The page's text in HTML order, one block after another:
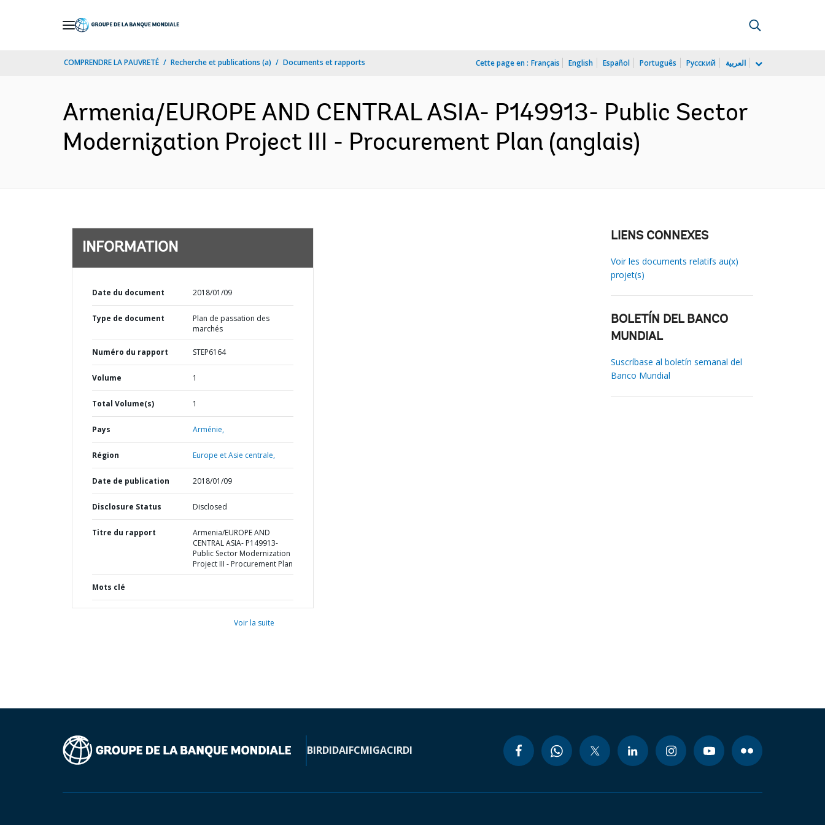
COMPRENDRE LA PAUVRETÉ Recherche et publications (a) Documents et rapports Cette page en : Français English Español Português Русский العربية
Armenia/EUROPE AND CENTRAL ASIA- P149913- Public Sector
Modernization Project III - Procurement Plan (anglais)
INFORMATION
Date du document 2018/01/09
Type de document
Plan de passation des
marchés
Numéro du rapport STEP6164
Volume 1
Total Volume(s) 1
Pays Arménie,
Région Europe et Asie centrale,
Date de publication 2018/01/09
Disclosure Status Disclosed
Titre du rapport
Armenia/EUROPE AND
CENTRAL ASIA- P149913-
Public Sector Modernization
Project III - Procurement Plan
Mots clé
Voir la suite
LIENS CONNEXES
Voir les documents relatifs au(x)
projet(s)
BOLETÍN DEL BANCO
MUNDIAL
Suscríbase al boletín semanal del
Banco Mundial
BIRDIDAIFCMIGACIRDI